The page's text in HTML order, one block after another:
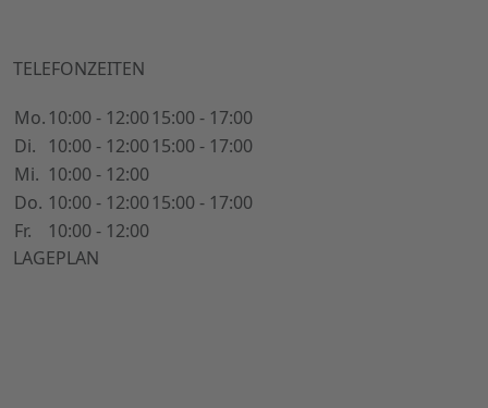
TELEFONZEITEN
Mo. 10:00 - 12:0015:00 - 17:00
Di.
10:00 - 12:0015:00 - 17:00
Mi. 10:00 - 12:00
Do. 10:00 - 12:0015:00 - 17:00
Fr.
10:00 - 12:00
LAGEPLAN